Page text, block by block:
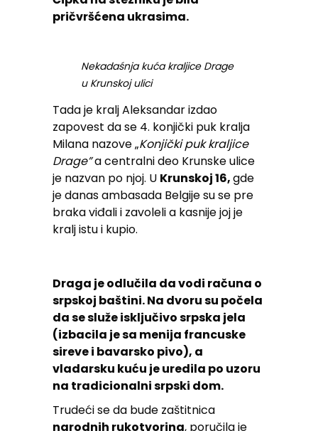
pričvršćena ukrasima.
Nekadaśnja kuća kraljice Drage
u Krunskoj ulici
Tada je kralj Aleksandar izdao
zapovest da se 4. konjički puk kralja
Milana nazove „Konjički puk kraljice
Drage”a centralni deo Krunske ulice
je nazvan po njoj. U Krunskoj 16,gde
je danas ambasada Belgije su se pre
braka viđali i zavoleli a kasnije joj je
kralj istu i kupio.
Draga je odlučila da vodi računa o
srpskoj baštini. Na dvoru su počela
da se služe isključivo srpska jela
(izbacila je sa menija francuske
sireve i bavarsko pivo), a
vladarsku kuću je uredila po uzoru
na tradicionalni srpski dom.
Trudeći se da bude zaštitnica
narodnih rukotvorina, poručila je